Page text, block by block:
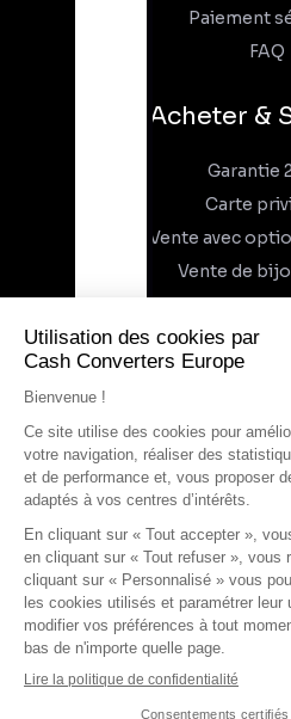
Paiement
FAQ
Acheter &
Garantie
Carte
Vente avec
Vente de
À
Trouvez un
Rejoindre
DEVENIR
Conditions